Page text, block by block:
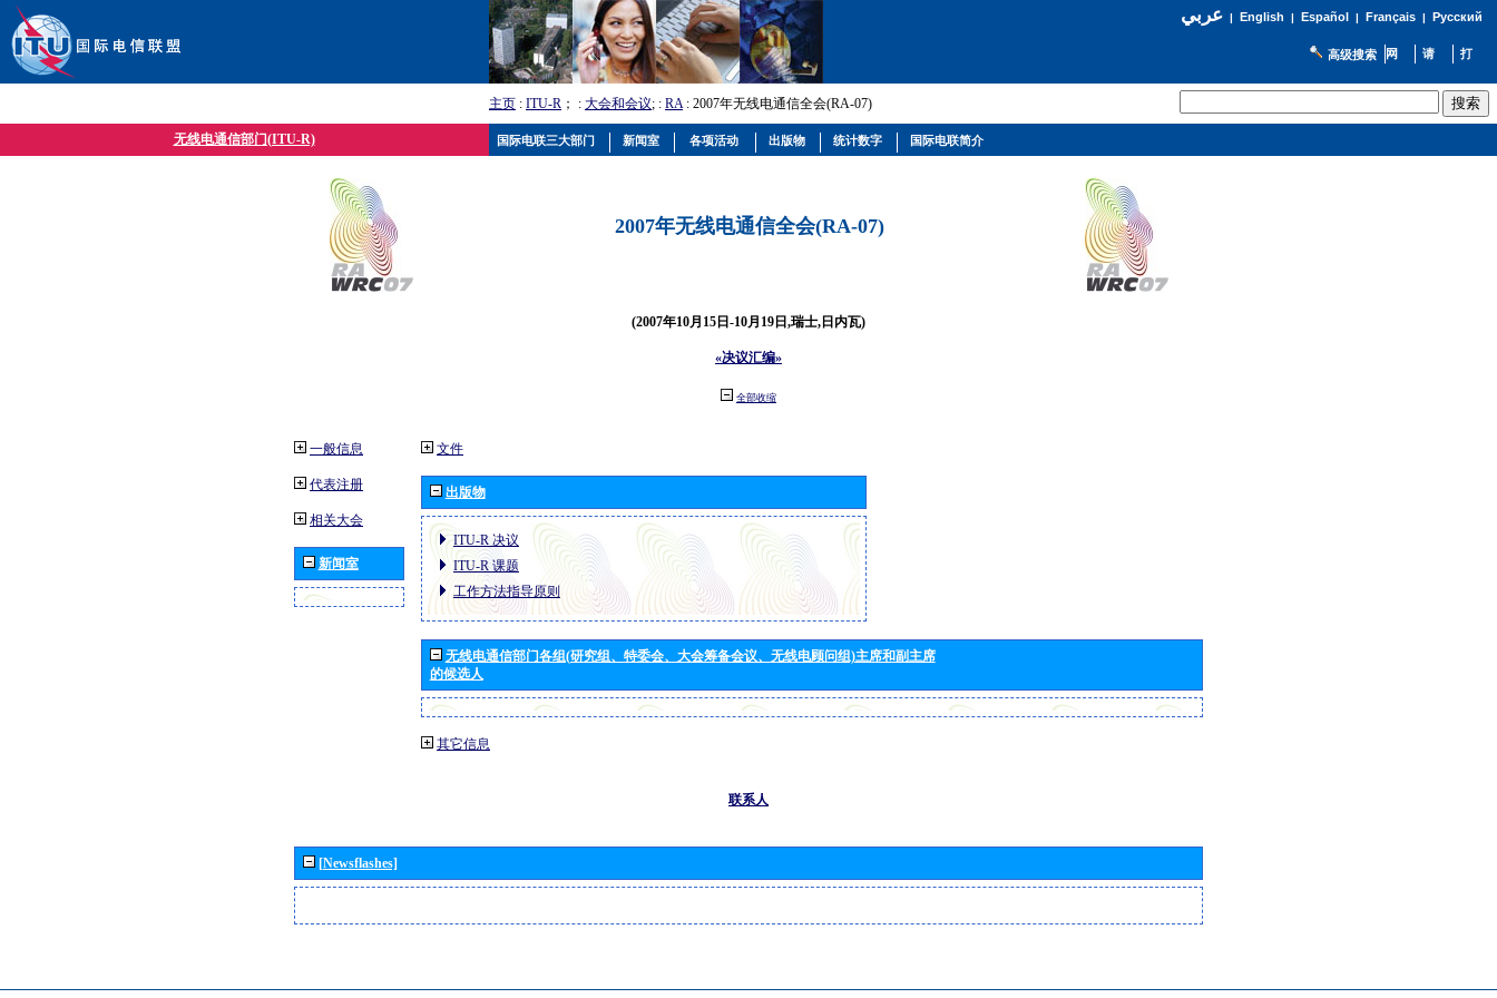
عربي| English | Español | Français| Русский
高级搜索
主页 : ITU-R ； : 大会和会议; : RA: 2007年无线电通信全会(RA-07)
无线电通信部门(ITU-R)
2007年无线电通信全会(RA-07)
(2007年10月15日-10月19日,瑞士,日内瓦)
«决议汇编»
全部收缩
一般信息
代表注册
相关大会
新闻室
文件
出版物
ITU-R 决议
ITU-R 课题
工作方法指导原则
无线电通信部门各组(研究组、特委会、大会筹备会议、无线电顾问组)主席和副主席
的候选人
其它信息
联系人
[Newsflashes]
国际电联三大部门 新闻室 各项活动 出版物 统计数字 国际电联简介